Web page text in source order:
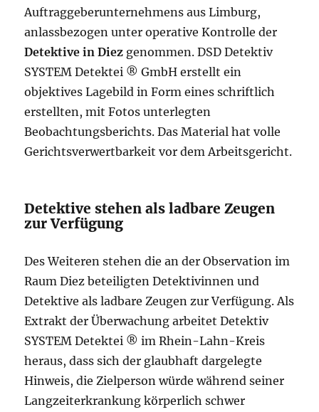
Auftraggeberunternehmens aus Limburg,
anlassbezogen unter operative Kontrolle der
Detektive in Diez genommen. DSD Detektiv
SYSTEM Detektei ® GmbH erstellt ein
objektives Lagebild in Form eines schriftlich
erstellten, mit Fotos unterlegten
Beobachtungsberichts. Das Material hat volle
Gerichtsverwertbarkeit vor dem Arbeitsgericht.
Detektive stehen als ladbare Zeugen
zur Verfügung
Des Weiteren stehen die an der Observation im
Raum Diez beteiligten Detektivinnen und
Detektive als ladbare Zeugen zur Verfügung. Als
Extrakt der Überwachung arbeitet Detektiv
SYSTEM Detektei ® im Rhein-Lahn-Kreis
heraus, dass sich der glaubhaft dargelegte
Hinweis, die Zielperson würde während seiner
Langzeiterkrankung körperlich schwer